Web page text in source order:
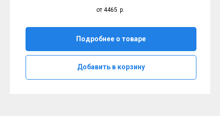
от 4465 р.
Подробнее о товаре
Добавить в корзину